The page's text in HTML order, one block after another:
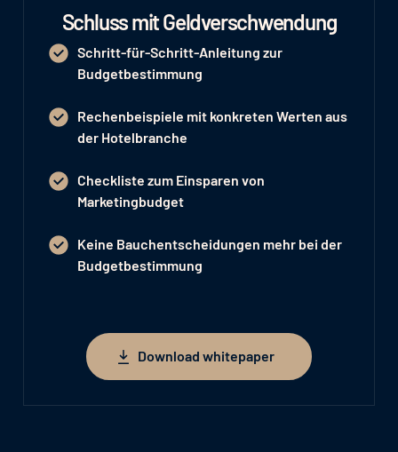
Schluss mit Geldverschwendung
Schritt-für-Schritt-Anleitung zur
Budgetbestimmung
Rechenbeispiele mit konkreten Werten aus
der Hotelbranche
Checkliste zum Einsparen von
Marketingbudget
Keine Bauchentscheidungen mehr bei der
Budgetbestimmung
Download whitepaper
Download whitepaper